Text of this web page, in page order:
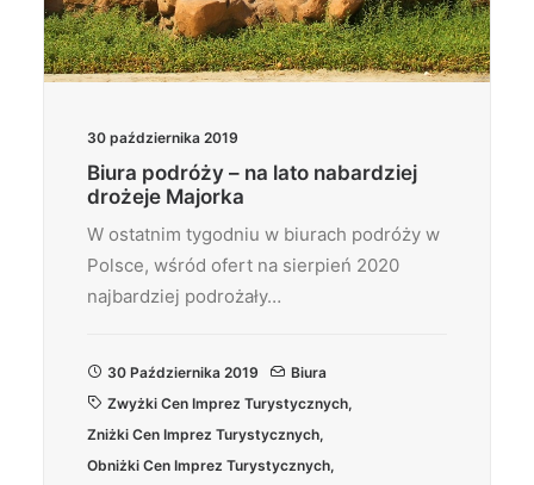
30 października 2019
Biura podróży – na lato nabardziej
drożeje Majorka
W ostatnim tygodniu w biurach podróży w
Polsce, wśród ofert na sierpień 2020
najbardziej podrożały…
30 Października 2019
Biura
Zwyżki Cen Imprez Turystycznych,
Zniżki Cen Imprez Turystycznych,
Obniżki Cen Imprez Turystycznych,